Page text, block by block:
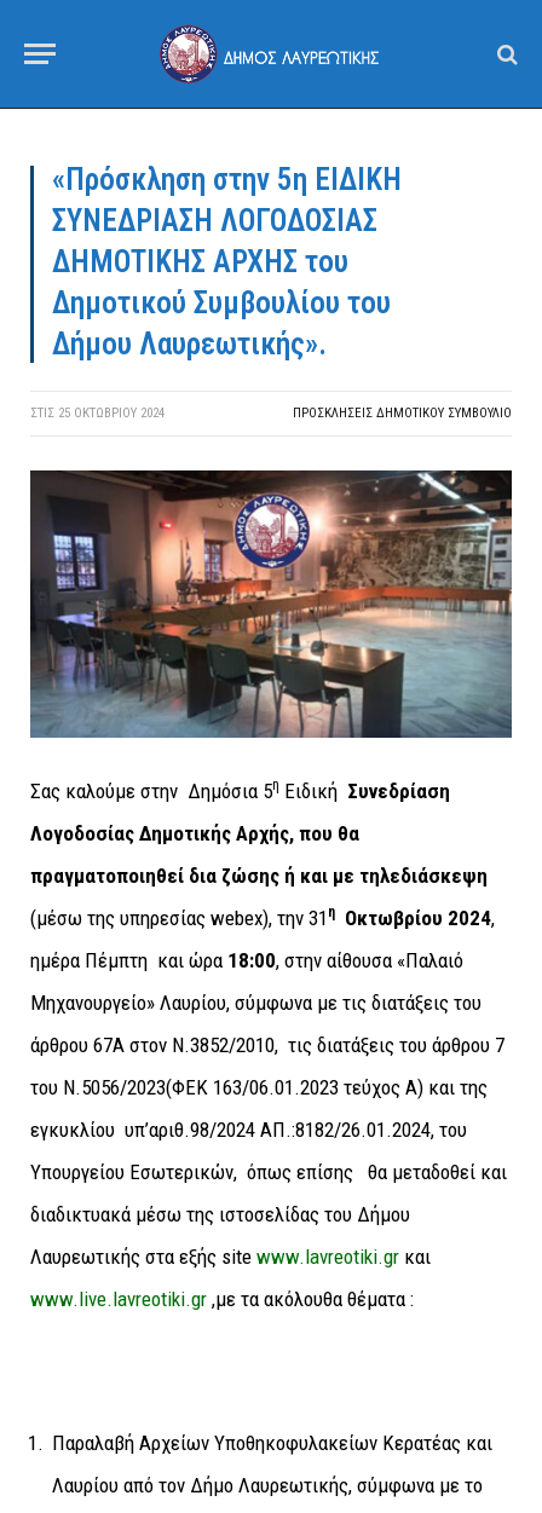
«Πρόσκληση στην 5η ΕΙΔΙΚΗ
ΣΥΝΕΔΡΙΑΣΗ ΛΟΓΟΔΟΣΙΑΣ
ΔΗΜΟΤΙΚΗΣ ΑΡΧΗΣ του
Δημοτικού Συμβουλίου του
Δήμου Λαυρεωτικής».
ΣΤΙΣ 25 ΟΚΤΩΒΡΊΟΥ 2024 ΠΡΟΣΚΛΉΣΕΙΣ ΔΗΜΟΤΙΚΟΎ ΣΥΜΒΟΎΛΙΟ
Σας καλούμε στην Δημόσια 5η Ειδική Συνεδρίαση
Λογοδοσίας Δημοτικής Αρχής, που θα
πραγματοποιηθεί δια ζώσης ή και με τηλεδιάσκεψη
(μέσω της υπηρεσίας webex), την 31 η Οκτωβρίου 2024,
ημέρα Πέμπτη και ώρα 18:00, στην αίθουσα «Παλαιό
Μηχανουργείο» Λαυρίου, σύμφωνα με τις διατάξεις του
άρθρου 67A στον Ν.3852/2010, τις διατάξεις του άρθρου 7
του Ν.5056/2023(ΦΕΚ 163/06.01.2023 τεύχος Α) και της
εγκυκλίου υπ’αριθ.98/2024 ΑΠ.:8182/26.01.2024, του
Υπουργείου Εσωτερικών, όπως επίσης θα μεταδοθεί και
διαδικτυακά μέσω της ιστοσελίδας του Δήμου
Λαυρεωτικής στα εξής site www.lavreotiki.gr και
www.live.lavreotiki.gr ,με τα ακόλουθα θέματα :
Παραλαβή Αρχείων Υποθηκοφυλακείων Κερατέας και
Λαυρίου από τον Δήμο Λαυρεωτικής, σύμφωνα με το